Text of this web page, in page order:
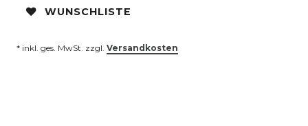
WUNSCHLISTE
* inkl. ges. MwSt. zzgl. Versandkosten